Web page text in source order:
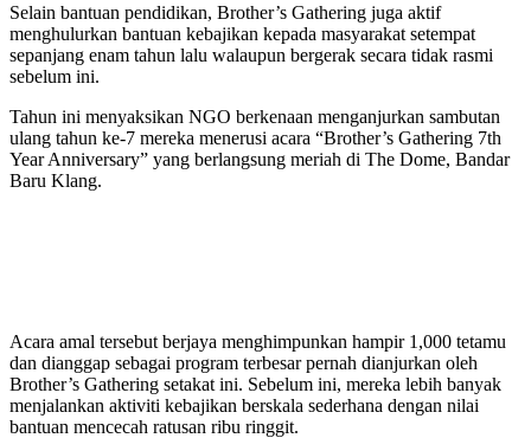
Selain bantuan pendidikan, Brother’s Gathering juga aktif
menghulurkan bantuan kebajikan kepada masyarakat setempat
sepanjang enam tahun lalu walaupun bergerak secara tidak rasmi
sebelum ini.
Tahun ini menyaksikan NGO berkenaan menganjurkan sambutan
ulang tahun ke-7 mereka menerusi acara “Brother’s Gathering 7th
Year Anniversary” yang berlangsung meriah di The Dome, Bandar
Baru Klang.
Acara amal tersebut berjaya menghimpunkan hampir 1,000 tetamu
dan dianggap sebagai program terbesar pernah dianjurkan oleh
Brother’s Gathering setakat ini. Sebelum ini, mereka lebih banyak
menjalankan aktiviti kebajikan berskala sederhana dengan nilai
bantuan mencecah ratusan ribu ringgit.